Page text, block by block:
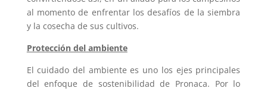
al momento de enfrentar los desafíos de la siembra
y la cosecha de sus cultivos.
Protección del ambiente
El cuidado del ambiente es uno los ejes principales
del enfoque de sostenibilidad de Pronaca. Por lo